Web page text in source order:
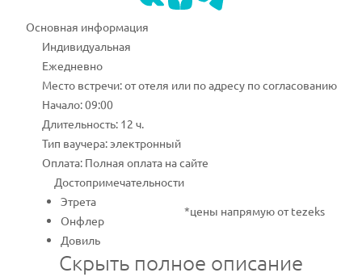
Основная информация
Индивидуальная
Ежедневно
Место встречи: от отеля или по адресу по согласованию
Начало: 09:00
Длительность: 12 ч.
Тип ваучера: электронный
Оплата: Полная оплата на сайте
Достопримечательности
Этрета
Онфлер
Довиль
*цены напрямую от tezeks
Скрыть полное описание